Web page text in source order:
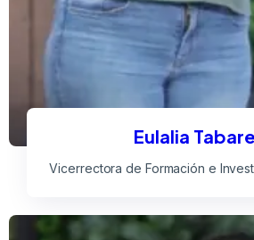
Eulalia
Vicerrectora de Formación e